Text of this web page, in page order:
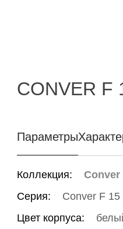
CONVER F
Параметры
Коллекция:
Conver
Серия:
Conver F 15
Цвет корпуса: